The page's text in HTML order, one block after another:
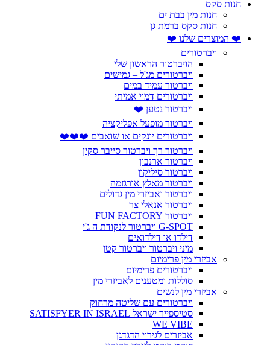
חנות סקס
חנות מין בבת ים
חנות סקס ברמת גן
❤️ המוצרים שלנו ❤️
ויברטורים
הויברטור הראשון שלי
ויברטורים מג'ל – גמישים
ויברטור עמיד במים
ויברטורים דמוי אמיתי
ויברטור נטען ❤️
ויברטור מופעל אפליקציה
ויברטורים יונקים או שואבים ❤️❤️❤️
ויברטור רך ויברטור סייבר סקין
ויברטור ארנבון
ויברטור סיליקון
ויברטור מאלץ אורגזמה
ויברטור ואביזרי מין גדולים
ויברטור אנאלי צר
ויברטור FUN FACTORY
G-SPOT ויברטור לנקודת ה ג'י
דילדו או דילדואים
מיני ויברטור ויברטור קטן
אביזרי מין פרימיום
ויברטורים פרימיום
סוללות ומטענים לאביזרי מין
אביזרי מין לנשים
ויברטורים עם שליטה מרחוק
סטיספייר ישראל SATISFYER IN ISRAEL
WE VIBE
אביזרים לגירוי הדגדגן